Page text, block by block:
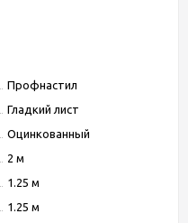
Профнастил
Гладкий лист
Оцинкованный
2 м
1.25 м
1.25 м